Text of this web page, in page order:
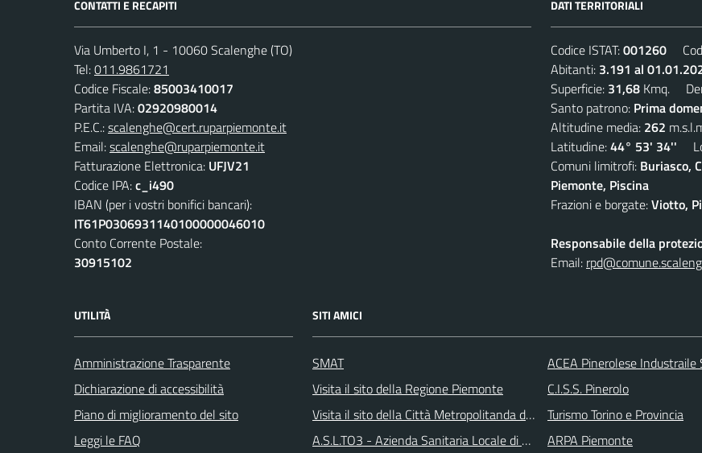
CONTATTI E RECAPITI
Via Umberto I, 1 - 10060 Scalenghe (TO)
Tel:011.9861721
Codice Fiscale:85003410017
Partita IVA:02920980014
P.E.C.:scalenghe@cert.ruparpiemonte.it
Email:scalenghe@ruparpiemonte.it
Fatturazione Elettronica: UFJV21
Codice IPA:c_i490
IBAN (per i vostri bonifici bancari):
IT61P0306931140100000046010
Conto Corrente Postale:
30915102
DATI TERRITORIALI
Codice ISTAT:001260
Abitanti: 3.191 al
Superficie: 31,68 Kmq.
Santo patrono: Prima
Altitudine media: 262
Latitudine:44° 53' 34''
Comuni limitrofi: Buriasco,
Piemonte, Piscina
Frazioni e borgate:Viotto,
Responsabile della
Email:
UTILITÀ
Amministrazione Trasparente
Dichiarazione di accessibilità
Piano di miglioramento del sito
Leggi le FAQ
SITI AMICI
SMAT
Visita il sito della Regione Piemonte
Visita il sito della Città Metropolitanda di Torino
A.S.L.TO3 - Azienda Sanitaria Locale di Collegno e Pinerolo
ACEA Pinerolese Industraile
C.I.S.S. Pinerolo
Turismo Torino e Provincia
ARPA Piemonte